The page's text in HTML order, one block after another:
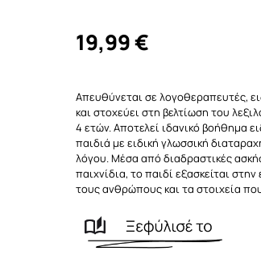
19,99€
Απευθύνεται σε λογοθεραπευτές,
και στοχεύει στη βελτίωση του
4 ετών. Αποτελεί ιδανικό βοήθημα
παιδιά με ειδική γλωσσική
λόγου. Μέσα από διαδραστικές
παιχνίδια, το παιδί εξασκείται
τους ανθρώπους και τα στοιχεία